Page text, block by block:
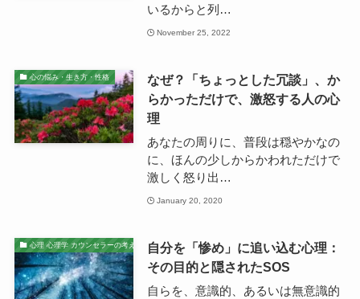
いるからと列…
November 25, 2022
心の悩み・生き方・性格
なぜ？「ちょっとした冗談」、か
らかっただけで、激怒する人の心
理
あなたの周りに、普段は穏やかなの
に、ほんの少しからかわれただけで
激しく怒り出…
January 20, 2020
心理 心理学 カウンセラーの考え
自分を「惨め」に追い込む心理：
その目的と隠されたSOS
自らを、意識的、あるいは無意識的